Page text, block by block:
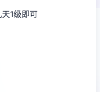
1级即可